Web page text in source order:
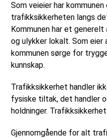
Som veieier har
trafikksikkerheten langs
Kommunen har et
og ulykker lokalt. Som eier
kommunen sørge for
kunnskap.
Trafikksikkerhet handler
fysiske tiltak, det handler
holdninger.
Gjennomgående for alt